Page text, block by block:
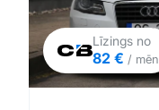
Līzings no
82 € / mēn